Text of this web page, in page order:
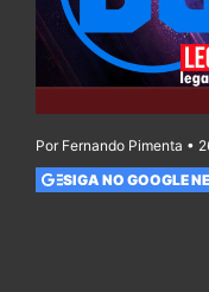
Por Fernando Pimenta •
SIGA NO GOOGLE